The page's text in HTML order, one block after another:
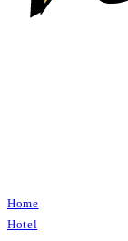
Home
Hotel